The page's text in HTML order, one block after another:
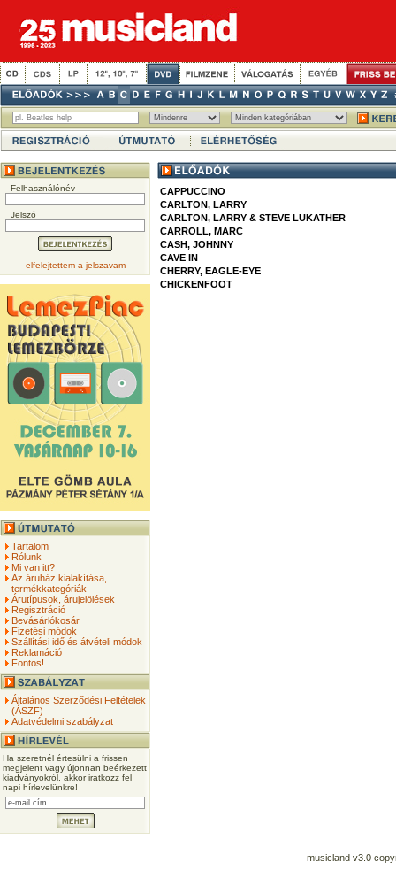
Felhasználónév
Jelszó
elfelejtettem a jelszavam
Tartalom
Rólunk
Mi van itt?
Az áruház kialakítása,
termékkategóriák
Árutípusok, árujelölések
Regisztráció
Bevásárlókosár
Fizetési módok
Szállítási idő és átvételi módok
Reklamáció
Fontos!
Általános Szerződési Feltételek
(ÁSZF)
Adatvédelmi szabályzat
Ha szeretnél értesülni a frissen
megjelent vagy újonnan beérkezett
kiadványokról, akkor iratkozz fel
napi hírlevelünkre!
CAPPUCCINO
CARLTON, LARRY
CARLTON, LARRY & STEVE LUKATHER
CARROLL, MARC
CASH, JOHNNY
CAVE IN
CHERRY, EAGLE-EYE
CHICKENFOOT
musicland v3.0